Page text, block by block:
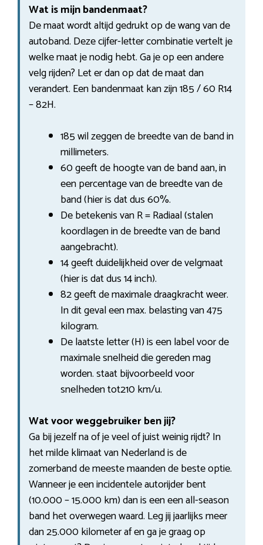
Wat is mijn bandenmaat?
De maat wordt altijd gedrukt op de wang van de
autoband. Deze cijfer-letter combinatie vertelt je
welke maat je nodig hebt. Ga je op een andere
velg rijden? Let er dan op dat de maat dan
verandert. Een bandenmaat kan zijn 185 / 60 R14
– 82H.
185 wil zeggen de breedte van de band in
millimeters.
60 geeft de hoogte van de band aan, in
een percentage van de breedte van de
band (hier is dat dus 60%.
De betekenis van R = Radiaal (stalen
koordlagen in de breedte van de band
aangebracht).
14 geeft duidelijkheid over de velgmaat
(hier is dat dus 14 inch).
82 geeft de maximale draagkracht weer.
In dit geval een max. belasting van 475
kilogram.
De laatste letter (H) is een label voor de
maximale snelheid die gereden mag
worden. staat bijvoorbeeld voor
snelheden tot210 km/u.
Wat voor weggebruiker ben jij?
Ga bij jezelf na of je veel of juist weinig rijdt? In
het milde klimaat van Nederland is de
zomerband de meeste maanden de beste optie.
Wanneer je een incidentele autorijder bent
(10.000 – 15.000 km) dan is een een all-season
band het overwegen waard. Leg jij jaarlijks meer
dan 25.000 kilometer af en ga je graag op